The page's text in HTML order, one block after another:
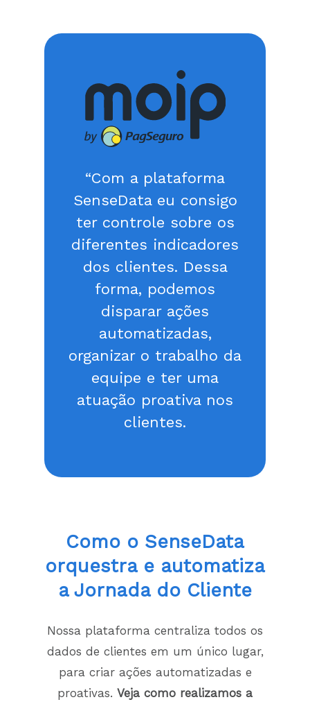
“Com a plataforma
SenseData eu consigo
ter controle sobre os
diferentes indicadores
dos clientes. Dessa
forma, podemos
disparar ações
automatizadas,
organizar o trabalho da
equipe e ter uma
atuação proativa nos
clientes.
Como o SenseData
orquestra e automatiza
a Jornada do Cliente
Nossa plataforma centraliza todos os
dados de clientes em um único lugar,
para criar ações automatizadas e
proativas. Veja como realizamos a